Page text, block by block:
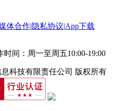
体合作|隐私协议|App下载
时间：周一至周五10:00-19:00
科技有限责任公司 版权所有